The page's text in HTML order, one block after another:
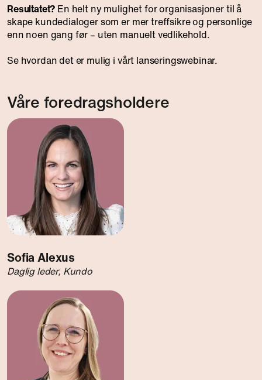
Resultatet? En helt ny mulighet for organisasjoner til å
skape kundedialoger som er mer treffsikre og personlige
enn noen gang før – uten manuelt vedlikehold.
Se hvordan det er mulig i vårt lanseringswebinar.
Våre foredragsholdere
Sofia Alexus
Daglig leder, Kundo